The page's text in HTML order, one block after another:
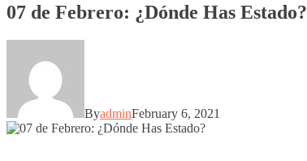
07 de Febrero: ¿Dónde Has Estado?
ByadminFebruary 6, 2021